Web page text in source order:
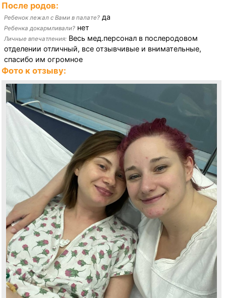
После родов:
Ребенок лежал с Вами в палате? да
Ребенка докармливали? нет
Личные впечатления: Весь мед.персонал в послеродовом
отделении отличный, все отзывчивые и внимательные,
спасибо им огромное
Фото к отзыву: